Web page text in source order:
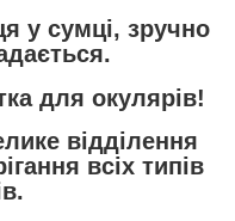
у сумці, зручно
для окулярів!
відділення
всіх типів